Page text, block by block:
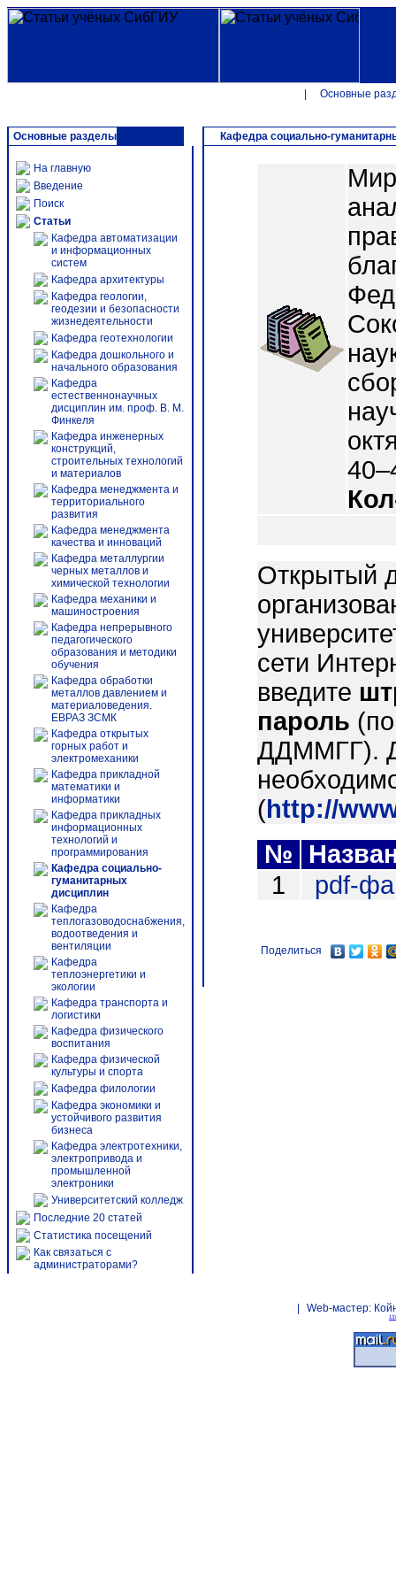
Основные
Основные разделы
На главную
Введение
Поиск
Статьи
Кафедра автоматизации
и информационных
систем
Кафедра архитектуры
Кафедра геологии,
геодезии и безопасности
жизнедеятельности
Кафедра геотехнологии
Кафедра дошкольного и
начального образования
Кафедра
естественнонаучных
дисциплин им. проф. В. М.
Финкеля
Кафедра инженерных
конструкций,
строительных технологий
и материалов
Кафедра менеджмента и
территориального
развития
Кафедра менеджмента
качества и инноваций
Кафедра металлургии
черных металлов и
химической технологии
Кафедра механики и
машиностроения
Кафедра непрерывного
педагогического
образования и методики
обучения
Кафедра обработки
металлов давлением и
материаловедения.
ЕВРАЗ ЗСМК
Кафедра открытых
горных работ и
электромеханики
Кафедра прикладной
математики и
информатики
Кафедра прикладных
информационных
технологий и
программирования
Кафедра социально-
гуманитарных
дисциплин
Кафедра
теплогазоводоснабжения,
водоотведения и
вентиляции
Кафедра
теплоэнергетики и
экологии
Кафедра транспорта и
логистики
Кафедра физического
воспитания
Кафедра физической
культуры и спорта
Кафедра филологии
Кафедра экономики и
устойчивого развития
бизнеса
Кафедра электротехники,
электропривода и
промышленной
электроники
Университетский колледж
Последние 20 статей
Статистика посещений
Как связаться с
администраторами?
Кафедра социально-
Открытый
сети
введите
пароль
ДДММГГ).
(http://
№
1
pdf-
Поделиться
Web-мастер: